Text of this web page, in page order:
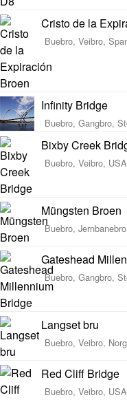
Cristo de la
Buebro, Veibro,
Infinity Bridge
Buebro, Gangbro,
Bixby Creek
Buebro, Veibro,
Müngsten Broen
Buebro,
Gateshead
Buebro, Gangbro,
Langset bru
Buebro, Veibro,
Red Cliff Bridge
Buebro, Veibro,